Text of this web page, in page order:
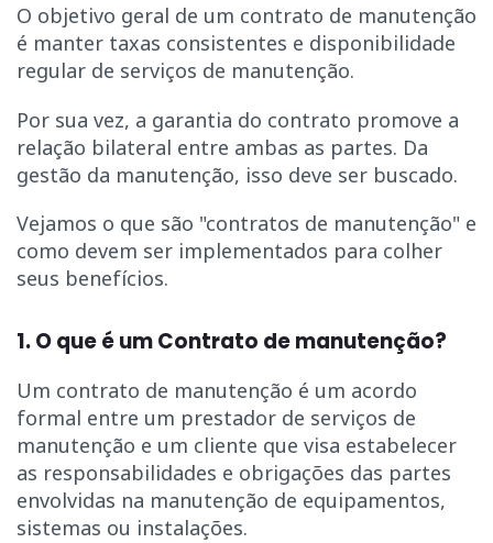
O objetivo geral de um contrato de manutenção
é manter taxas consistentes e disponibilidade
regular de serviços de manutenção.
Por sua vez, a garantia do contrato promove a
relação bilateral entre ambas as partes. Da
gestão da manutenção, isso deve ser buscado.
Vejamos o que são "contratos de manutenção" e
como devem ser implementados para colher
seus benefícios.
1. O que é um Contrato de manutenção?
Um contrato de manutenção é um acordo
formal entre um prestador de serviços de
manutenção e um cliente que visa estabelecer
as responsabilidades e obrigações das partes
envolvidas na manutenção de equipamentos,
sistemas ou instalações.